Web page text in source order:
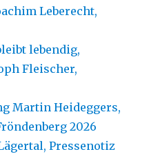
Leberecht,
lebendig,
Fleischer,
Martin Heideggers,
2026
Pressenotiz